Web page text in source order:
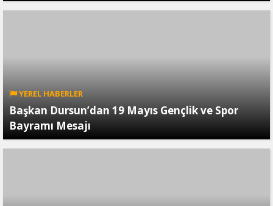
YEREL HABERLER
Başkan Dursun’dan 19 Mayıs Gençlik ve Spor
Bayramı Mesajı